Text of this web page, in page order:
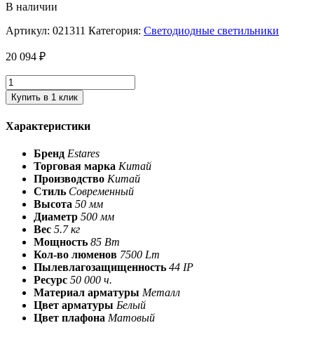
В наличии
Артикул: 021311 Категория: Светодиодные светильники
20 094 ₽
Купить в 1 клик
Характеристики
Бренд Estares
Торговая марка Китай
Производство Китай
Стиль Современный
Высота 50 мм
Диаметр 500 мм
Вес 5.7 кг
Мощность 85 Вт
Кол-во люменов 7500 Lm
Пылевлагозащищенность 44 IP
Ресурс 50 000 ч.
Материал арматуры Металл
Цвет арматуры Белый
Цвет плафона Матовый